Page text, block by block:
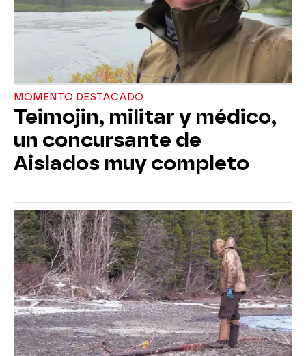
MOMENTO DESTACADO
Teimojin, militar y médico,
un concursante de
Aislados muy completo